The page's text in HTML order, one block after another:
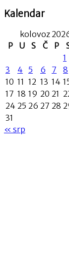
Kalendar
kolovoz
P
U S Č P
1
3
4 5 6 7 8
10 11 12 13 14
17 18 19 20 21
24 25 26 27 28
31
« srp